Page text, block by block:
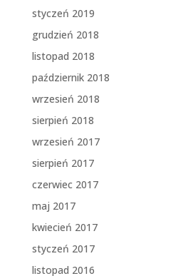
styczeń 2019
grudzień 2018
listopad 2018
październik 2018
wrzesień 2018
sierpień 2018
wrzesień 2017
sierpień 2017
czerwiec 2017
maj 2017
kwiecień 2017
styczeń 2017
listopad 2016